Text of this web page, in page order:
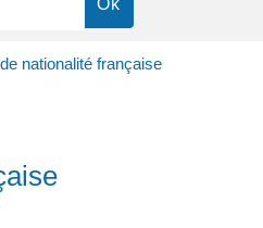
nationalité française